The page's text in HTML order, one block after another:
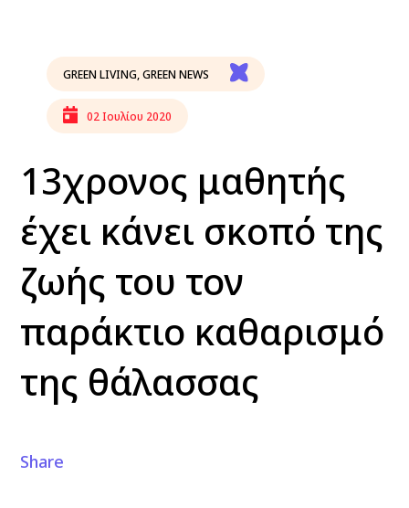
GREEN LIVING,GREEN NEWS
02 Ιουλίου 2020
13χρονος μαθητής
έχει κάνει σκοπό της
ζωής του τον
παράκτιο καθαρισμό
της θάλασσας
Share